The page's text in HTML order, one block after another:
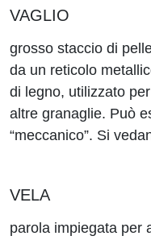
VAGLIO
grosso staccio di
da un reticolo
di legno, utilizzato
altre granaglie. Può
“meccanico”. Si
VELA
parola impiegata per